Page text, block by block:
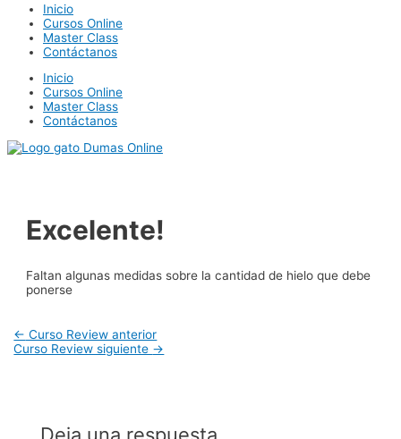
Inicio
Cursos Online
Master Class
Contáctanos
Inicio
Cursos Online
Master Class
Contáctanos
Excelente!
Faltan algunas medidas sobre la cantidad de hielo que debe
ponerse
Navegación
de
← Curso Review anterior
Curso Review siguiente →
Deja una respuesta